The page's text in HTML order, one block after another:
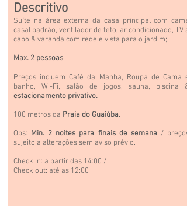
Descritivo
Suíte na área externa da casa principal com cama
casal padrão, ventilador de teto, ar condicionado, TV a
cabo & varanda com rede e vista para o jardim;
Max. 2 pessoas
Preços incluem Café da Manha, Roupa de Cama e
banho, Wi-Fi, salão de jogos, sauna, piscina &
estacionamento privativo.
100 metros da Praia do Guaiúba.
Obs: Min. 2 noites para finais de semana / preços
sujeito a alterações sem aviso prévio.
Check in: a partir das 14:00 /
Check out: até as 12:00